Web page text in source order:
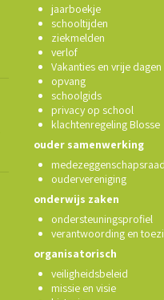
jaarboekje
schooltijden
ziekmelden
verlof
Vakanties en vrije dagen
opvang
schoolgids
privacy op school
klachtenregeling Blosse
ouder samenwerking
medezeggenschapsraad
oudervereniging
onderwijs zaken
ondersteuningsprofiel
verantwoording en
organisatorisch
veiligheidsbeleid
missie en visie